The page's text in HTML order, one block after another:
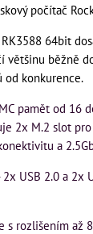
počítač
64bit
většinu běžně
od konkurence.
pamět od 16
2x M.2 slot pro
a
USB 2.0 a 2x
rozlišením až